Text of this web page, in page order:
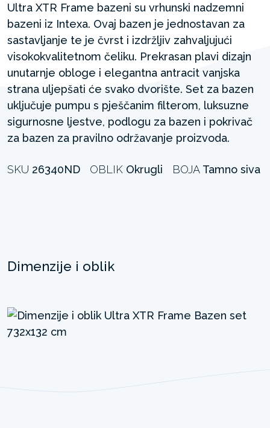
Ultra XTR Frame bazeni su vrhunski nadzemni
bazeni iz Intexa. Ovaj bazen je jednostavan za
sastavljanje te je čvrst i izdržljiv zahvaljujući
visokokvalitetnom čeliku. Prekrasan plavi dizajn
unutarnje obloge i elegantna antracit vanjska
strana uljepšati će svako dvorište. Set za bazen
uključuje pumpu s pješčanim filterom, luksuzne
sigurnosne ljestve, podlogu za bazen i pokrivač
za bazen za pravilno održavanje proizvoda.
SKU 26340ND OBLIK Okrugli BOJA Tamno siva
Dimenzije i oblik